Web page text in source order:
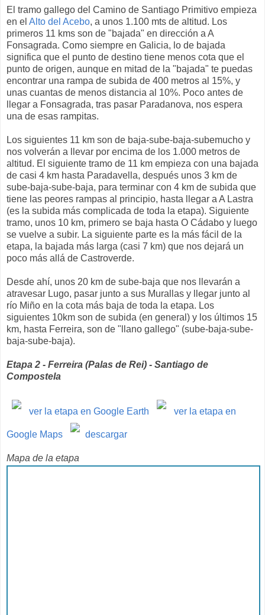
El tramo gallego del Camino de Santiago Primitivo empieza
en el Alto del Acebo, a unos 1.100 mts de altitud. Los
primeros 11 kms son de "bajada" en dirección a A
Fonsagrada. Como siempre en Galicia, lo de bajada
significa que el punto de destino tiene menos cota que el
punto de origen, aunque en mitad de la "bajada" te puedas
encontrar una rampa de subida de 400 metros al 15%, y
unas cuantas de menos distancia al 10%. Poco antes de
llegar a Fonsagrada, tras pasar Paradanova, nos espera
una de esas rampitas.
Los siguientes 11 km son de baja-sube-baja-subemucho y
nos volverán a llevar por encima de los 1.000 metros de
altitud. El siguiente tramo de 11 km empieza con una bajada
de casi 4 km hasta Paradavella, después unos 3 km de
sube-baja-sube-baja, para terminar con 4 km de subida que
tiene las peores rampas al principio, hasta llegar a A Lastra
(es la subida más complicada de toda la etapa). Siguiente
tramo, unos 10 km, primero se baja hasta O Cádabo y luego
se vuelve a subir. La siguiente parte es la más fácil de la
etapa, la bajada más larga (casi 7 km) que nos dejará un
poco más allá de Castroverde.
Desde ahí, unos 20 km de sube-baja que nos llevarán a
atravesar Lugo, pasar junto a sus Murallas y llegar junto al
río Miño en la cota más baja de toda la etapa. Los
siguientes 10km son de subida (en general) y los últimos 15
km, hasta Ferreira, son de "llano gallego" (sube-baja-sube-
baja-sube-baja).
Etapa 2 - Ferreira (Palas de Rei) - Santiago de
Compostela
ver la etapa en Google Earth ver la etapa en
Google Maps descargar
Mapa de la etapa